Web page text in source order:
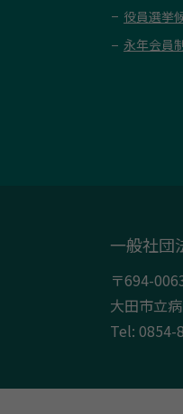
役員選挙
永年会員
一般社団
〒694-
大田市立
Tel: 0854-